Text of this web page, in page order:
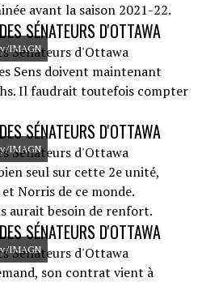
avant la saison 2021-22.
SÉNATEURS D'OTTAWA
IMAGN
Sens doivent maintenant
Il faudrait toutefois compter
SÉNATEURS D'OTTAWA
IMAGN
seul sur cette 2e unité,
Norris de ce monde.
aurait besoin de renfort.
SÉNATEURS D'OTTAWA
IMAGN
son contrat vient à